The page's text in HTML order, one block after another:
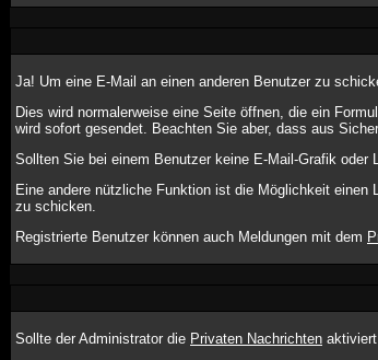
Ja! Um eine E-Mail an einen anderen Benutzer zu
Dies wird normalerweise eine Seite öffnen, die ein
wird sofort gesendet. Beachten Sie aber, dass aus
Sollten Sie bei einem Benutzer keine E-Mail-Grafik
Eine andere nützliche Funktion ist die Möglichkeit
zu schicken.
Registrierte Benutzer können auch Meldungen mit dem
Sollte der Administrator die Privaten Nachrichten